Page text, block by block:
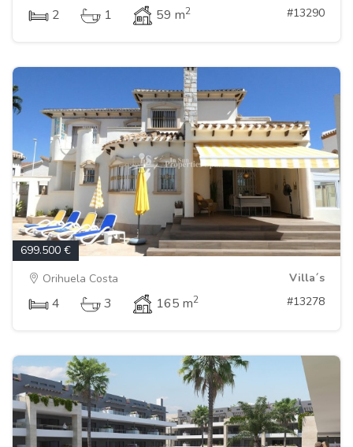
2 1 59 m2 #13290
699.500 €
Orihuela Costa
Villa´s
4 3 165 m2 #13278